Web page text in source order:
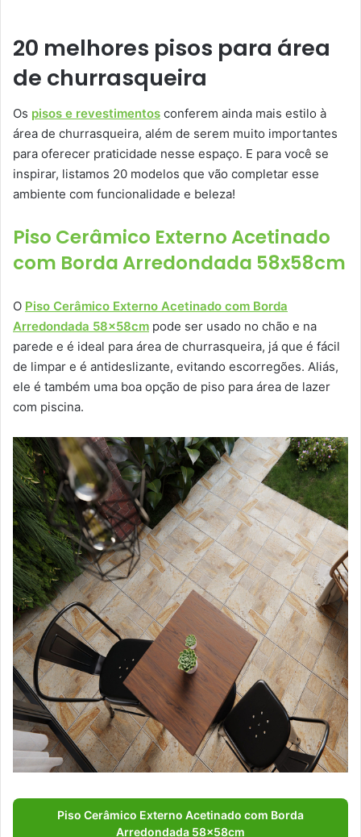
20 melhores pisos para área
de churrasqueira
Os pisos e revestimentos conferem ainda mais estilo à
área de churrasqueira, além de serem muito importantes
para oferecer praticidade nesse espaço. E para você se
inspirar, listamos 20 modelos que vão completar esse
ambiente com funcionalidade e beleza!
Piso Cerâmico Externo Acetinado
com Borda Arredondada 58x58cm
O Piso Cerâmico Externo Acetinado com Borda
Arredondada 58x58cm pode ser usado no chão e na
parede e é ideal para área de churrasqueira, já que é fácil
de limpar e é antideslizante, evitando escorregões. Aliás,
ele é também uma boa opção de piso para área de lazer
com piscina.
Piso Cerâmico Externo Acetinado com Borda
Arredondada 58x58cm